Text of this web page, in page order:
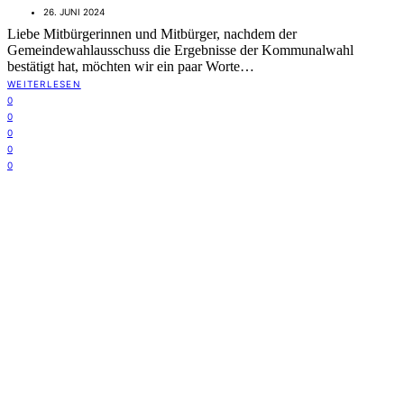
26. JUNI 2024
Liebe Mitbürgerinnen und Mitbürger, nachdem der
Gemeindewahlausschuss die Ergebnisse der Kommunalwahl
bestätigt hat, möchten wir ein paar Worte…
WEITERLESEN
0
0
0
0
0